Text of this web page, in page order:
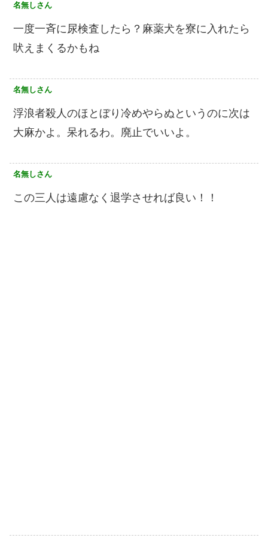
名無しさん
一度一斉に尿検査したら？麻薬犬を寮に入れたら
吠えまくるかもね
名無しさん
浮浪者殺人のほとぼり冷めやらぬというのに次は
大麻かよ。呆れるわ。廃止でいいよ。
名無しさん
この三人は遠慮なく退学させれば良い！！